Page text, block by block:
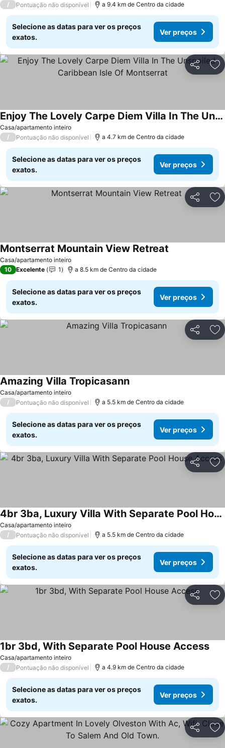
/ Pontuação não disponível a 9.4 km de Centro da cidade
Selecione as datas para ver os preços
exatos.
Ver preços
Partilhar
Casa/apartamento inteiro
Enjoy The Lovely Carpe Diem Villa In The Unspoiled Caribbean Isle Of Montserrat
Ver preços
/ Pontuação não disponível a 4.7 km de Centro da cidade
Selecione as datas para ver os preços
exatos.
Ver preços
Partilhar
Casa/apartamento inteiro
Montserrat Mountain View Retreat
10 Excelente 1 a 8.5 km de Centro da cidade
Selecione as datas para ver os preços
exatos.
Ver preços
Partilhar
Casa/apartamento inteiro
Amazing Villa TropicasannVer preços
/ Pontuação não disponível a 5.5 km de Centro da cidade
Selecione as datas para ver os preços
exatos.
Ver preços
Partilhar
Casa/apartamento inteiro
4br 3ba, Luxury Villa With Separate Pool House Access
Ver preços
/ Pontuação não disponível a 5.5 km de Centro da cidade
Selecione as datas para ver os preços
exatos.
Ver preços
Partilhar
Casa/apartamento inteiro
1br 3bd, With Separate Pool House AccessVer
/ Pontuação não disponível a 4.9 km de Centro da cidade
Selecione as datas para ver os preços
exatos.
Ver preços
Partilhar